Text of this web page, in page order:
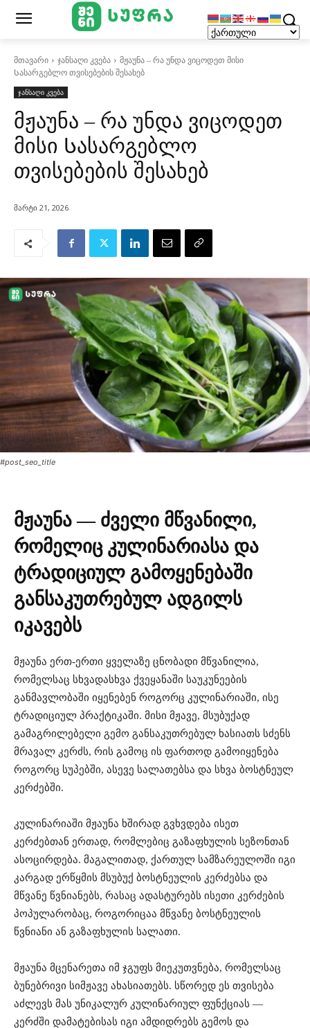
მთავარი ჯანსაღი კვება
მჟაუნა – რა უნდა ვიცოდეთ მისი
Სასარგებლო თვისებების შესახებ
ჯანსაღი კვება
მჟაუნა – რა უნდა ვიცოდეთ
მისი Სასარგებლო
თვისებების შესახებ
მარტი 21, 2026
#post_seo_title
მჟაუნა — ძველი მწვანილი,
რომელიც კულინარიასა და
ტრადიციულ გამოყენებაში
განსაკუთრებულ ადგილს
იკავებს
მჟაუნა ერთ-ერთი ყველაზე ცნობადი მწვანილია,
რომელსაც სხვადასხვა ქვეყანაში საუკუნეების
განმავლობაში იყენებენ როგორც კულინარიაში, ისე
ტრადიციულ პრაქტიკაში. მისი მჟავე, მსუბუქად
გამაგრილებელი გემო განსაკუთრებულ ხასიათს სძენს
მრავალ კერძს, რის გამოც ის ფართოდ გამოიყენება
როგორც სუპებში, ასევე სალათებსა და სხვა ბოსტნეულ
კერძებში.
კულინარიაში მჟაუნა ხშირად გვხვდება ისეთ
კერძებთან ერთად, რომლებიც გაზაფხულის სეზონთან
ასოცირდება. მაგალითად, ქართულ სამზარეულოში იგი
კარგად ერწყმის მსუბუქ ბოსტნეულის კერძებსა და
მწვანე წვნიანებს, რასაც ადასტურებს ისეთი კერძების
პოპულარობაც, როგორიცაა მწვანე ბოსტნეულის
წვნიანი ან გაზაფხულის სალათი.
მჟაუნა მცენარეთა იმ ჯგუფს მიეკუთვნება, რომელსაც
ბუნებრივი სიმჟავე ახასიათებს. სწორედ ეს თვისება
აძლევს მას უნიკალურ კულინარიულ ფუნქციას —
კერძში დამატებისას იგი ამდიდრებს გემოს და